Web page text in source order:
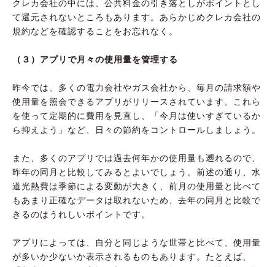
クレカ会社の中には、公共料金の引き落としがポイントとし
て還元されないところもあります。あらかじめクレカ会社の
規約などを確認することをお忘れなく。
（３）アプリで月々の使用量を管理する
昨今では、多くの電力会社やガス会社から、毎月の請求額や
使用量を照会できるアプリがリリースされています。これら
を使って定期的に費用を見直し、「今月は使いすぎているか
ら抑えよう」など、日々の節約をコントロールしましょう。
また、多くのアプリでは過去何年かの使用量も遡れるので、
昨年の同月と比較してみるとよいでしょう。前述の通り、水
道光熱費は季節による変動が大きく、前月の使用量と比べて
もあまり正確なデータは取れないため、去年の同月と比較で
きるのはうれしいポイントです。
アプリによっては、自分と同じような世帯と比べて、使用量
が多いか少ないか表示されるものもあります。たとえば、